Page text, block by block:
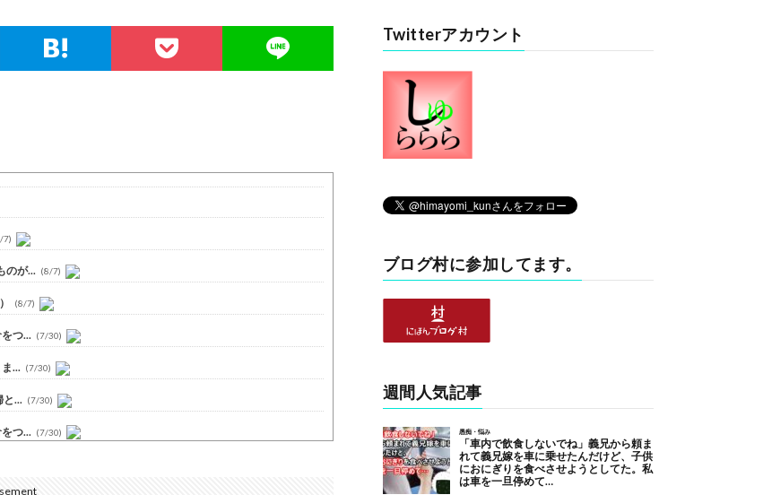
7)
のが... (8/7)
(8/7)
つ... (7/30)
... (7/30)
... (7/30)
つ... (7/30)
Twitterアカウント
ブログ村に参加してます。
週間人気記事